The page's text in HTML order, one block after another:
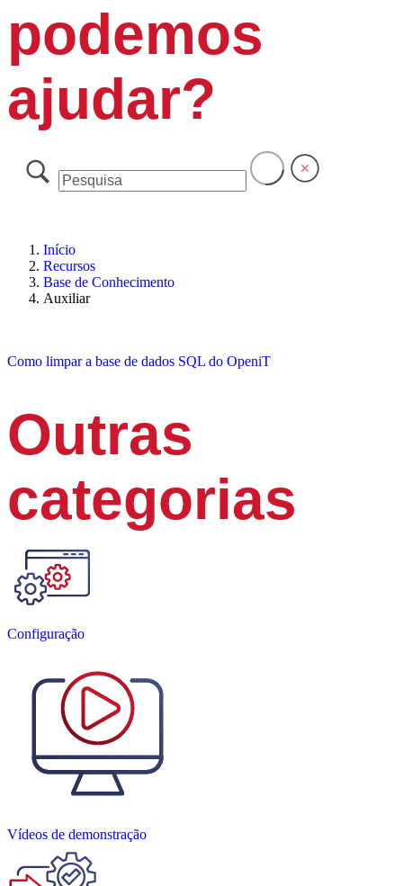
podemos
ajudar?
Início
Recursos
Base de Conhecimento
Auxiliar
Como limpar a base de dados SQL do OpeniT
Outras
categorias
Configuração
Vídeos de demonstração